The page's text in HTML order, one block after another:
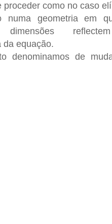
proceder como no caso
numa geometria em
da equação.
denominamos de